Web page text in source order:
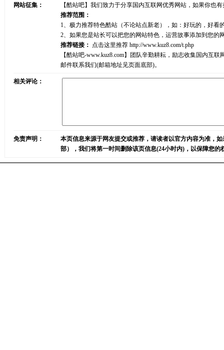
网站征集：
【酷站吧】我们致力于分享国内互联网优秀网站，如果你也
推荐范围：
1、极力推荐特色酷站（不论站点新老），如：好玩的，好
2、如果您是站长可以把您的网站特色，运营故事添加到您
推荐链接： 点击这里推荐 http://www.kuz8.com/t.php
【酷站吧-www.kuz8.com】团队辛勤耕耘，励志收集国内互
邮件联系我们(邮箱地址见页面底部)。
相关评论：
免责声明：
本页信息来源于网友提交或推荐，请读者以官方内容为准，
部），我们将第一时间删除该页信息(24小时内)，以保障您的